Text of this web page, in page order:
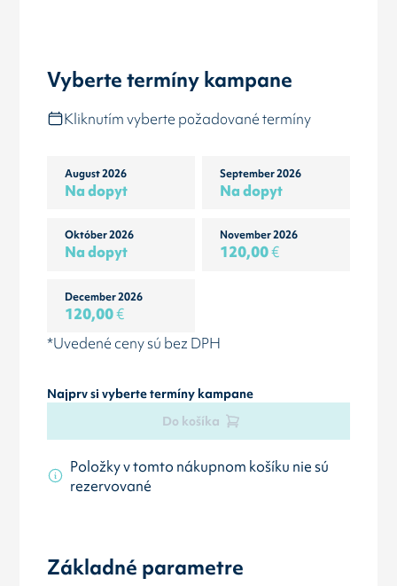
Vyberte termíny kampane
Kliknutím vyberte požadované termíny
August 2026
Na dopyt
September 2026
Na dopyt
Október 2026
Na dopyt
November 2026
120,00€
December 2026
120,00€
*Uvedené ceny sú bez DPH
Najprv si vyberte termíny kampane
Do košíka
Položky v tomto nákupnom košíku nie sú
rezervované
Základné parametre